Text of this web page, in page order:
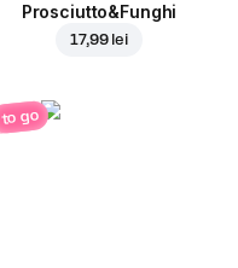
Prosciutto&Funghi
17,99 lei
to go